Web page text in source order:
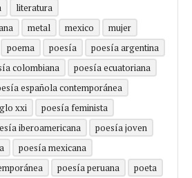
literatura
metal mexico
mujer
poema poesía
poesía argentina
colombiana
poesía ecuatoriana
española contemporánea
xxi
poesía feminista
iberoamericana
poesía joven
poesía mexicana
poesía peruana
poeta